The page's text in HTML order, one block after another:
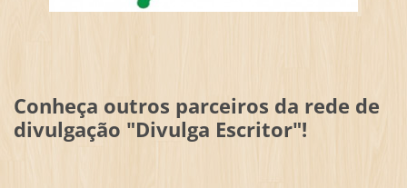
Conheça outros parceiros da rede de
divulgação "Divulga Escritor"!